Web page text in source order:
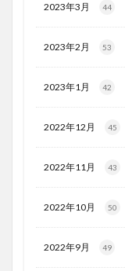
2023年3月 44
2023年2月 53
2023年1月 42
2022年12月 45
2022年11月 43
2022年10月 50
2022年9月 49